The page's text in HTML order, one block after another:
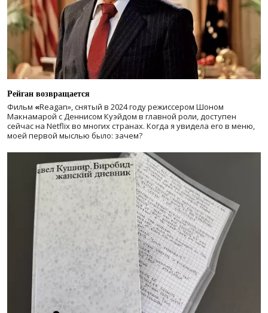
Рейган возвращается
Фильм «Reagan», снятый в 2024 годурежиссером Шоном
Макнамарой с Деннисом Куэйдом в главной роли, доступен
сейчас на Netflix во многих странах. Когда я увидела его в меню,
моей первой мыслью было: зачем?